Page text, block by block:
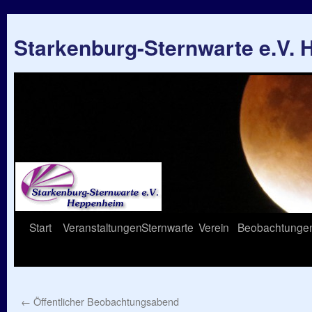
Starkenburg-Sternwarte e.V.
Springe
Start VeranstaltungenSternwarte Verein
← Öffentlicher Beobachtungsabend